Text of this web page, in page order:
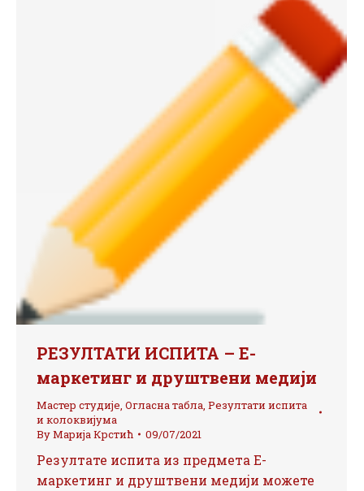
РЕЗУЛТАТИ ИСПИТА – Е-
маркетинг и друштвени медији
Мастер студије, Огласна табла, Резултати испита
и колоквијума
ByМарија Крстић 09/07/2021
Резултате испита из предмета Е-
маркетинг и друштвени медији можете